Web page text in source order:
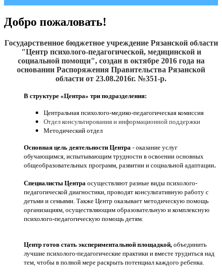
Добро пожаловать!
Государственное бюджетное учреждение Рязанской области
"Центр психолого-педагогической, медицинской и
социальной помощи", создан в октябре 2016года на
основании Распоряжения Правительства Рязанской
области от 23.08.2016г. №351-р.
В структуре «Центра» три подразделения:
Центральная психолого-медико-педагогическая комиссия
Отдел консультирования и информационной поддержки
Методический отдел
Основная цель деятельности Центра - оказание услуг
обучающимся, испытывающим трудности в освоении основных
общеобразовательных программ, развитии и социальной адаптации.
Специалисты Центра осуществляют разные виды психолого-
педагогической диагностики, проводят консультативную работу с
детьми и семьями. Также Центр оказывает методическую помощь
организациям, осуществляющим образовательную и комплексную
психолого-педагогическую помощь детям.
Центр готов стать экспериментальной площадкой, объединить
лучшие психолого-педагогические практики и вместе трудиться над
тем, чтобы в полной мере раскрыть потенциал каждого ребенка.